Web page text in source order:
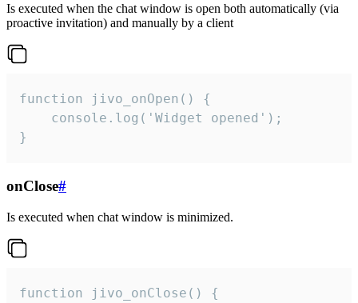
Is executed when the chat window is open both automatically (via
proactive invitation) and manually by a client
function jivo_onOpen() {
    console.log('Widget opened');
}
onClose#
Is executed when chat window is minimized.
function jivo_onClose() {